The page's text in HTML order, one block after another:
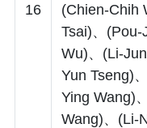
16
(Chien-Chih
Tsai)、
Wu)、(Li-
Yun Tseng)
Ying Wang)
Wang)、(Li-